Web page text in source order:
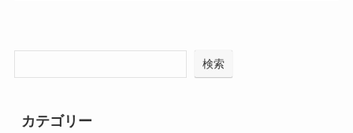
検索
カテゴリー